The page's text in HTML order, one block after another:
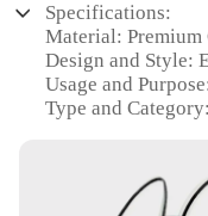
Specifications:
Material:
Design and Style:
Usage and
Type and
Parts and